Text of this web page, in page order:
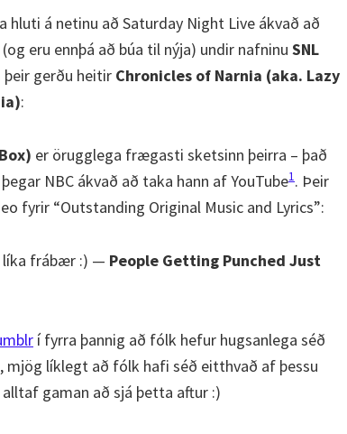
hluti á netinu að Saturday Night Live ákvað að
eru ennþá að búa til nýja) undir nafninu SNL
gerðu heitir Chronicles of Narnia (aka. Lazy
:
er örugglega frægasti sketsinn þeirra – það
NBC ákvað að taka hann af YouTube1. Þeir
fyrir “Outstanding Original Music and Lyrics”:
líka frábær :) — People Getting Punched Just
í fyrra þannig að fólk hefur hugsanlega séð
mjög líklegt að fólk hafi séð eitthvað af þessu
gaman að sjá þetta aftur :)